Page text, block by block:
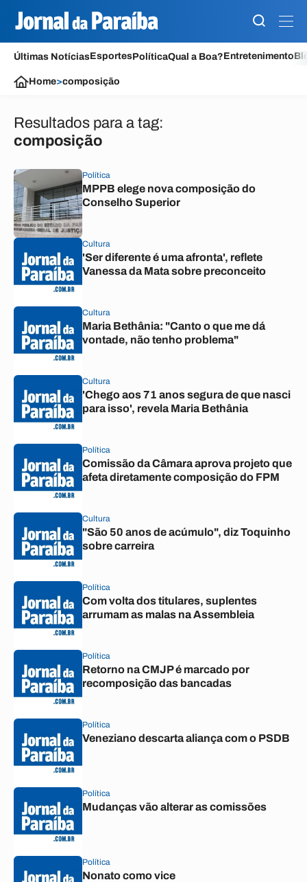
Últimas NotíciasEsportesPolíticaQual a Boa?Entretenimento
Home>composição
Resultados para a tag:
composição
Política
MPPB elege nova composição do
Conselho Superior
Cultura
'Ser diferente é uma afronta', reflete
Vanessa da Mata sobre preconceito
Cultura
Maria Bethânia: "Canto o que me dá
vontade, não tenho problema"
Cultura
'Chego aos 71 anos segura de que nasci
para isso', revela Maria Bethânia
Política
Comissão da Câmara aprova projeto que
afeta diretamente composição do FPM
Cultura
"São 50 anos de acúmulo", diz Toquinho
sobre carreira
Política
Com volta dos titulares, suplentes
arrumam as malas na Assembleia
Política
Retorno na CMJP é marcado por
recomposição das bancadas
Política
Veneziano descarta aliança com o PSDB
Política
Mudanças vão alterar as comissões
Política
Nonato como vice